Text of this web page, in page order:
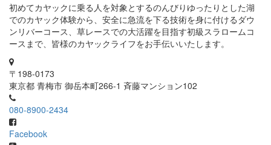
初めてカヤックに乗る人を対象とするのんびりゆったりとした湖
でのカヤック体験から、安全に急流を下る技術を身に付けるダウ
ンリバーコース、草レースでの大活躍を目指す初級スラロームコ
ースまで、皆様のカヤックライフをお手伝いいたします。
〒198-0173
東京都 青梅市 御岳本町266-1 斉藤マンション102
080-8900-2434
Facebook